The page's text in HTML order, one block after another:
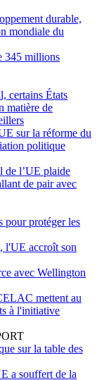
durable,
mondiale du
345 millions
certains États
matière de
sur la réforme du
politique
de l’UE plaide
de pair avec
pour protéger les
l'UE accroît son
avec Wellington
mettent au
à l'initiative
sur la table des
a souffert de la